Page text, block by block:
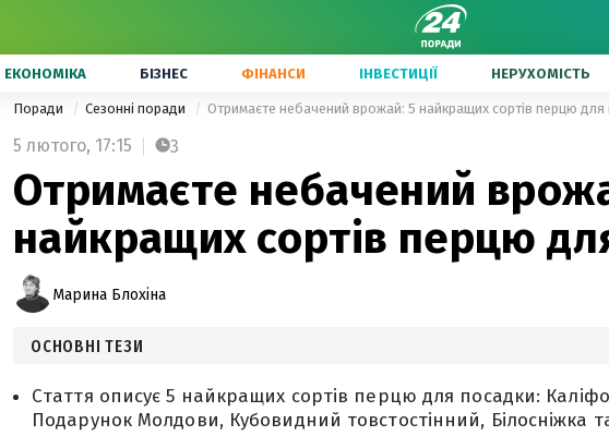
ЕКОНОМІКА БІЗНЕС ФІНАНСИ ІНВЕСТИЦІЇ НЕРУХОМІСТЬ
Поради Сезонні поради Отримаєте небачений врожай: 5 найкращих сортів перцю для
5 лютого, 17:15 3
Отримаєте небачений
найкращих сортів перцю
Марина Блохіна
ОСНОВНІ ТЕЗИ
Стаття описує 5 найкращих сортів перцю для посадки:
Подарунок Молдови, Кубовидний товстостінний, Білосніжка